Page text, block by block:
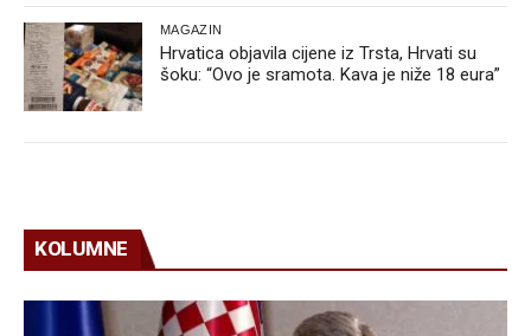
MAGAZIN
Hrvatica objavila cijene iz Trsta, Hrvati su
šoku: “Ovo je sramota. Kava je niže 18 eura”
KOLUMNE